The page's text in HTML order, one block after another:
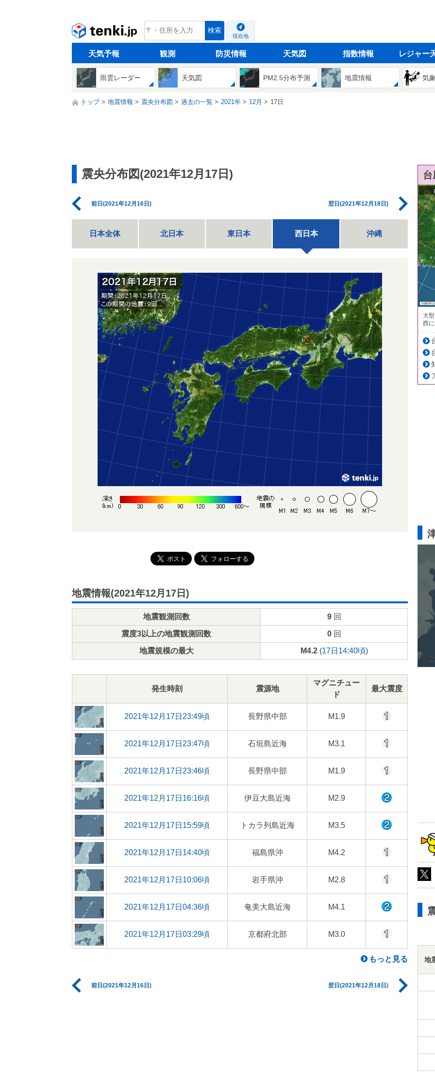
tenki.jp 検索
現在地
天気予報 観測 防災情報 天気図 指数情報 レジャー
雨雲レーダー 天気図 PM2.5分布予測 地震情報 気
トップ 地震情報 震央分布図 過去の一覧 2021年 12月 17日
震央分布図(2021年12月17日)
前日(2021年12月16日) 翌日(2021年12月18日)
日本全体 北日本 東日本 西日本 沖縄
地震情報(2021年12月17日)
地震観測回数 9回
震度3以上の地震観測回数 0回
地震規模の最大 M4.2(17日14:40頃)
発生時刻 震源地
マグニチュー
ド
最大震度
2021年12月17日23:49頃 長野県中部 M1.9
2021年12月17日23:47頃 石垣島近海 M3.1
2021年12月17日23:46頃 長野県中部 M1.9
2021年12月17日16:16頃 伊豆大島近海 M2.9
2021年12月17日15:59頃 トカラ列島近海 M3.5
2021年12月17日14:40頃 福島県沖 M4.2
2021年12月17日10:06頃 岩手県沖 M2.8
2021年12月17日04:36頃 奄美大島近海 M4.1
2021年12月17日03:29頃 京都府北部 M3.0
もっと見る
前日(2021年12月16日) 翌日(2021年12月18日)
大
西
地